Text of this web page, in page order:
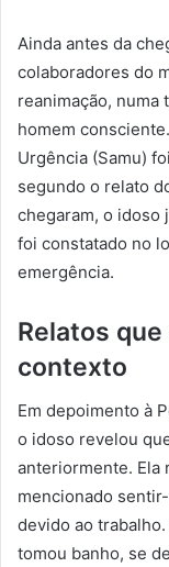
Ainda antes da
colaboradores do
reanimação, numa
homem
Urgência (Samu)
segundo o relato
chegaram, o idoso
foi constatado no
emergência.
Relatos
contexto
Em depoimento à
o idoso revelou
anteriormente. Ela
mencionado
devido ao
tomou banho, se